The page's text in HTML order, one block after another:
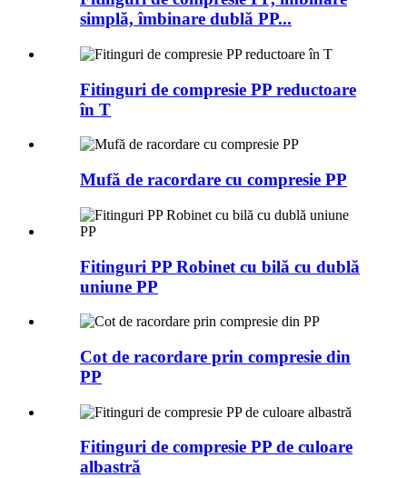
simplă, îmbinare dublă PP...
Fitinguri de compresie PP reductoare
în T
Mufă de racordare cu compresie PP
Fitinguri PP Robinet cu bilă cu dublă
uniune PP
Cot de racordare prin compresie din
PP
Fitinguri de compresie PP de culoare
albastră